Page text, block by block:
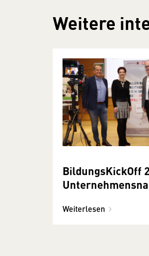
Weitere
BildungsKickOff
Weiterlesen